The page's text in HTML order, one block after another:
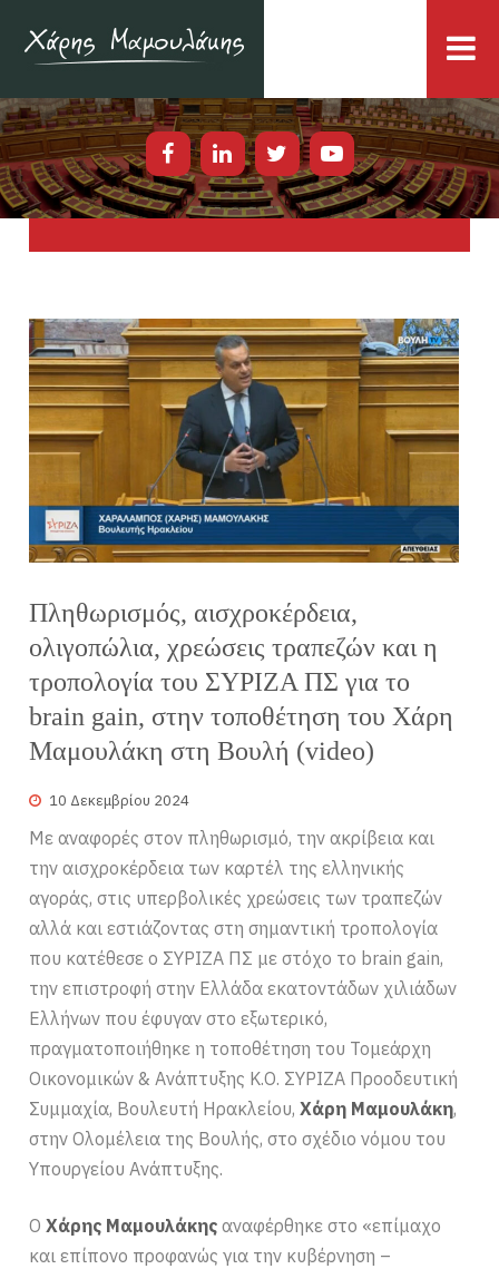
Πληθωρισμός, αισχροκέρδεια,
ολιγοπώλια, χρεώσεις τραπεζών και η
τροπολογία του ΣΥΡΙΖΑ ΠΣ για το
brain gain, στην τοποθέτηση του Χάρη
Μαμουλάκη στη Βουλή (video)
10 Δεκεμβρίου 2024
Με αναφορές στον πληθωρισμό, την ακρίβεια και
την αισχροκέρδεια των καρτέλ της ελληνικής
αγοράς, στις υπερβολικές χρεώσεις των τραπεζών
αλλά και εστιάζοντας στη σημαντική τροπολογία
που κατέθεσε ο ΣΥΡΙΖΑ ΠΣ με στόχο το brain gain,
την επιστροφή στην Ελλάδα εκατοντάδων χιλιάδων
Ελλήνων που έφυγαν στο εξωτερικό,
πραγματοποιήθηκε η τοποθέτηση του Τομεάρχη
Οικονομικών & Ανάπτυξης Κ.Ο. ΣΥΡΙΖΑ Προοδευτική
Συμμαχία, Βουλευτή Ηρακλείου,Χάρη Μαμουλάκη,
στην Ολομέλεια της Βουλής, στο σχέδιο νόμου του
Υπουργείου Ανάπτυξης.
ΟΧάρης Μαμουλάκης αναφέρθηκε στο «επίμαχο
και επίπονο προφανώς για την κυβέρνηση –